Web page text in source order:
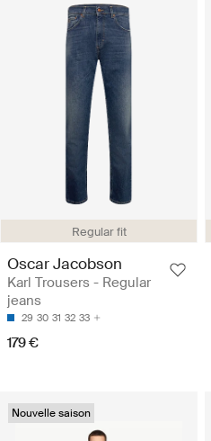
Regular fit
Oscar Jacobson
Karl Trousers - Regular
jeans
29 30 31 32 33
179 €
Nouvelle saison